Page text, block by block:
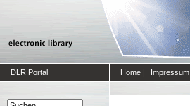
DLR Portal Home | Impressum